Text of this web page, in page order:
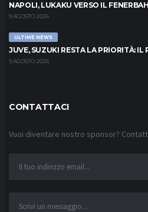
NAPOLI, LUKAKU VERSO IL
9 AGOSTO 2026
ULTIME NEWS
JUVE, SUZUKI RESTA LA PRIORITÀ: IL
9 AGOSTO 2026
CONTATTACI
Vuoi diventare nostro sponsor?